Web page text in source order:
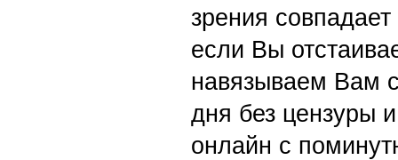
зрения
если Вы
навязываем Вам
дня без цензуры
онлайн с